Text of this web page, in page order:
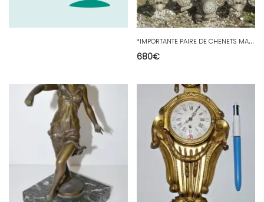
*
IMPORTANTE PAIRE DE CHENETS MARMOUSETS BRONZE XVII FER FORGE HTE EPOQUE CHATEAU
680€